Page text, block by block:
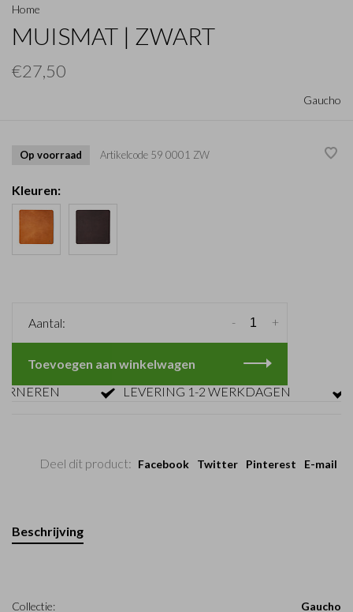
Home
MUISMAT | ZWART
€27,50
Gaucho
Op voorraad Artikelcode 59 0001 ZW
Kleuren:
Aantal: +
-
Toevoegen aan winkelwagen
LEVERING 1-2 WERKDAGEN
Deel dit product: Facebook Twitter Pinterest E-mail
Beschrijving
Collectie: Gaucho